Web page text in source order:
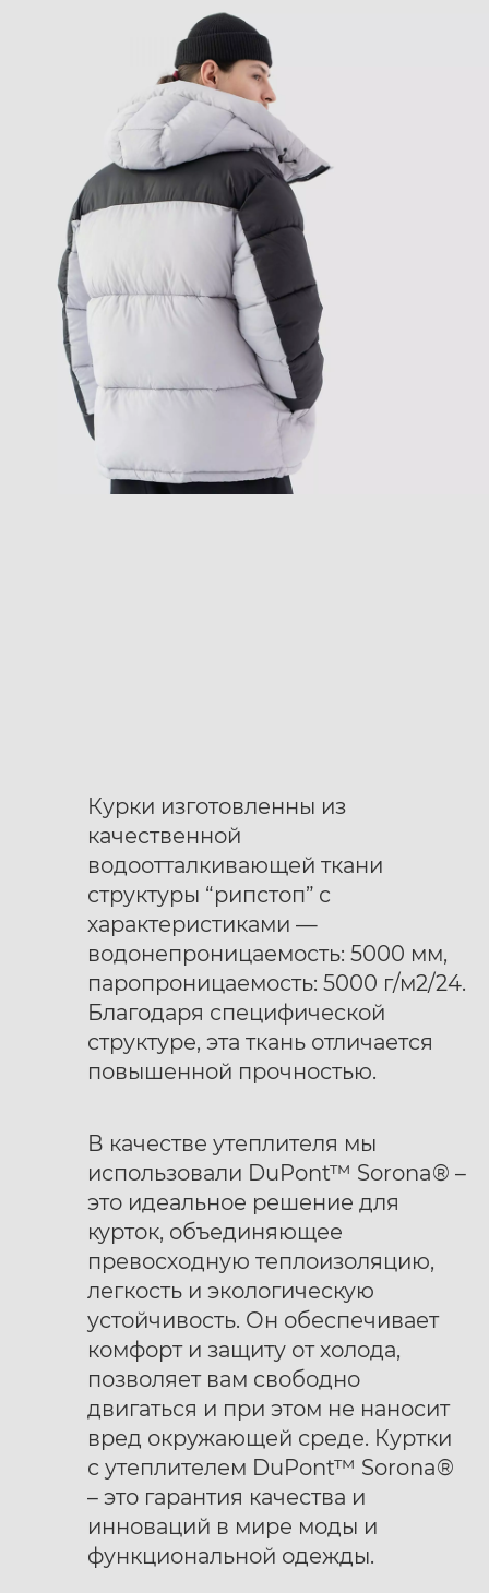
Курки изготовленны из
качественной
водоотталкивающей ткани
структуры “рипстоп” с
характеристиками —
водонепроницаемость: 5000 мм,
паропроницаемость: 5000 г/м2/24.
Благодаря специфической
структуре, эта ткань отличается
повышенной прочностью.
В качестве утеплителя мы
использовали DuPont™ Sorona® –
это идеальное решение для
курток, объединяющее
превосходную теплоизоляцию,
легкость и экологическую
устойчивость. Он обеспечивает
комфорт и защиту от холода,
позволяет вам свободно
двигаться и при этом не наносит
вред окружающей среде. Куртки
с утеплителем DuPont™ Sorona®
– это гарантия качества и
инноваций в мире моды и
функциональной одежды.